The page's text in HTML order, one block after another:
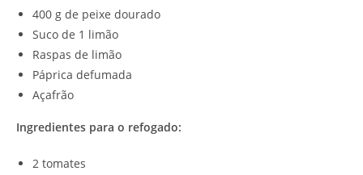
400 g de peixe dourado
Suco de 1 limão
Raspas de limão
Páprica defumada
Açafrão
Ingredientes para o refogado:
2 tomates